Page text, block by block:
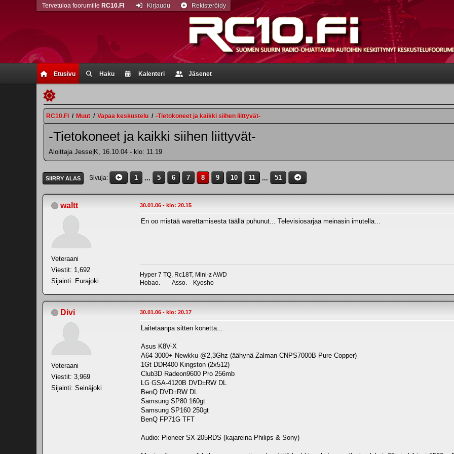
Etusivu Haku Kalenteri Jäsenet
Tervetuloa foorumille RC10.FI Kirjaudu Rekisteröidy
RC10.FI / Muut / Vapaa keskustelu / -Tietokoneet ja kaikki siihen liittyvät-
-Tietokoneet ja kaikki siihen liittyvät-
Aloittaja Jesse|K, 16.10.04 - klo: 11.19
SIIRRY ALAS Sivuja 1 ... 5 6 7 8 9 10 11 ... 51
waltt
Veteraani
Viestit: 1,692
Sijainti: Eurajoki
30.01.06 - klo: 20.15
En oo mistää warettamisesta täällä puhunut... Televisiosarjaa meinasin imutella...
Hyper 7 TQ, Rc18T, Mini-z AWD
Hobao. Asso. Kyosho
Divi
Veteraani
Viestit: 3,969
Sijainti: Seinäjoki
30.01.06 - klo: 20.17
Laitetaanpa sitten konetta...
Asus K8V-X
A64 3000+ Newkku @2,3Ghz (äähynä Zalman CNPS7000B Pure Copper)
1Gt DDR400 Kingston (2x512)
Club3D Radeon9600 Pro 256mb
LG GSA-4120B DVD±RW DL
BenQ DVD±RW DL
Samsung SP80 160gt
Samsung SP160 250gt
BenQ FP71G TFT
Audio: Pioneer SX-205RDS (kajareina Philips & Sony)